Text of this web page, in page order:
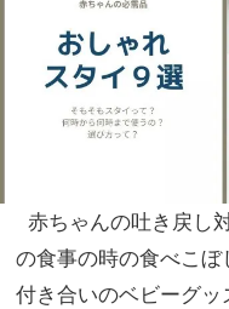
赤ちゃんの吐き戻し
の食事の時の食べこ
付き合いのベビーグ